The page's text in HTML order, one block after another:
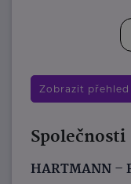
Zobrazit
Společnosti
HARTMANN –